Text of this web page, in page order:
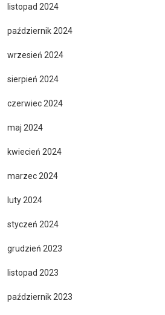
listopad 2024
październik 2024
wrzesień 2024
sierpień 2024
czerwiec 2024
maj 2024
kwiecień 2024
marzec 2024
luty 2024
styczeń 2024
grudzień 2023
listopad 2023
październik 2023